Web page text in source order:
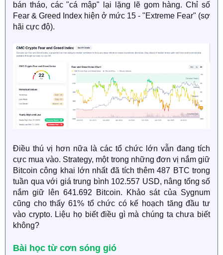
bán tháo, các "cá mập" lại lặng lẽ gom hàng. Chỉ số
Fear & Greed Index hiện ở mức 15 - "Extreme Fear" (sợ
hãi cực độ).
Điều thú vị hơn nữa là các tổ chức lớn vẫn đang tích
cực mua vào. Strategy, một trong những đơn vị nắm giữ
Bitcoin công khai lớn nhất đã tích thêm 487 BTC trong
tuần qua với giá trung bình 102.557 USD, nâng tổng số
nắm giữ lên 641.692 Bitcoin. Khảo sát của Sygnum
cũng cho thấy 61% tổ chức có kế hoạch tăng đầu tư
vào crypto. Liệu họ biết điều gì mà chúng ta chưa biết
không?
Bài học từ cơn sóng gió​